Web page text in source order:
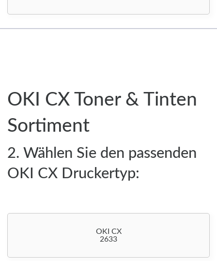
OKI CX Toner & Tinten
Sortiment
2. Wählen Sie den passenden
OKI CX Druckertyp:
OKI CX
2633